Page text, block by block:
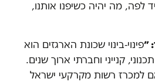
לפה, מה יהיה כשיפנו אותנו,
״פינוי‑בינוי שכונת הארגזים הוא
קנייני וחברתי ארוך שנים.
למכרז רשות מקרקעי ישראל